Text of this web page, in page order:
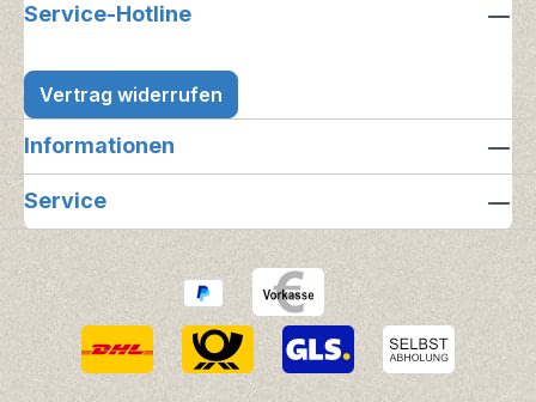
Service-Hotline
Vertrag widerrufen
Informationen
Service